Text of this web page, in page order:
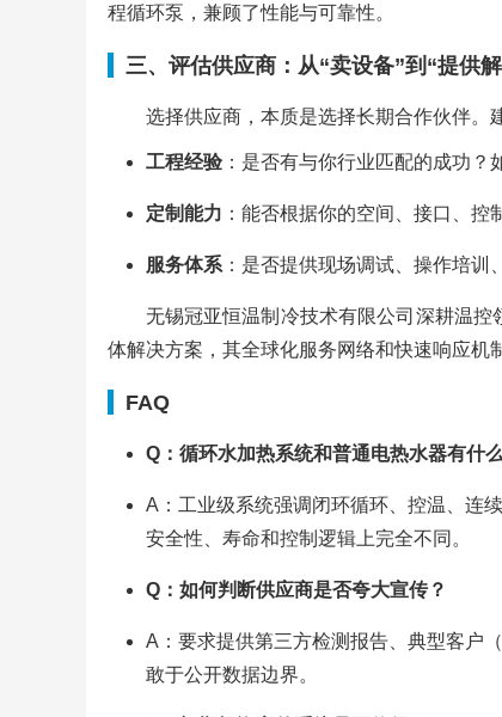
程循环泵，兼顾了性能与可靠性。
三、评估供应商：从“卖设备”到“提供
选择供应商，本质是选择长期合作伙伴。
工程经验：是否有与你行业匹配的成功？
定制能力 ：能否根据你的空间、接口、控
服务体系：是否提供现场调试、操作培训
无锡冠亚恒温制冷技术有限公司深耕温
体解决方案，其全球化服务网络和快速响应机
FAQ
Q：循环水加热系统和普通电热水器有什
A：工业级系统强调闭环循环、控温、连
安全性、寿命和控制逻辑上完全不同。
Q：如何判断供应商是否夸大宣传？
A：要求提供第三方检测报告、典型客户
敢于公开数据边界。